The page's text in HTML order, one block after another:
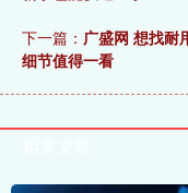
下一篇： 广盛网 想找耐
细节值得一看